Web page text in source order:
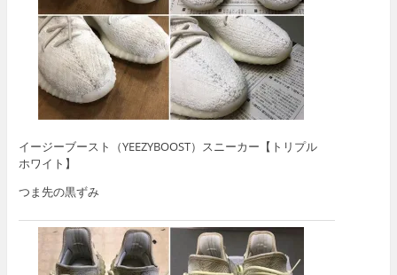
イージーブースト（YEEZYBOOST）スニーカー【トリプル
ホワイト】
つま先の黒ずみ